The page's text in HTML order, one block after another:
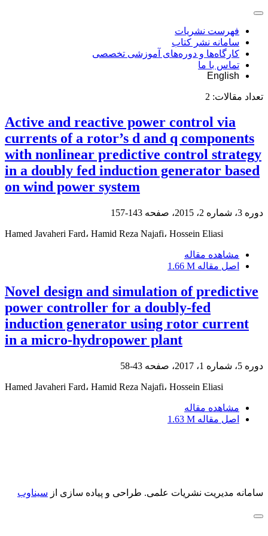
فهرست نشریات
سامانه نشر کتاب
کارگاه‌ها و دوره‌های آموزشی تخصصی
تماس با ما
English
تعداد مقالات: 2
Active and reactive power control via
currents of a rotor’s d and q components
with nonlinear predictive control strategy
in a doubly fed induction generator based
on wind power system
دوره 3، شماره 2، 2015، صفحه 143-157
Hamed Javaheri Fard، Hamid Reza Najafi، Hossein Eliasi
مشاهده مقاله
اصل مقاله 1.66 M
Novel design and simulation of predictive
power controller for a doubly-fed
induction generator using rotor current
in a micro-hydropower plant
دوره 5، شماره 1، 2017، صفحه 43-58
Hamed Javaheri Fard، Hamid Reza Najafi، Hossein Eliasi
مشاهده مقاله
اصل مقاله 1.63 M
سامانه مدیریت نشریات علمی. طراحی و پیاده سازی از سیناوب